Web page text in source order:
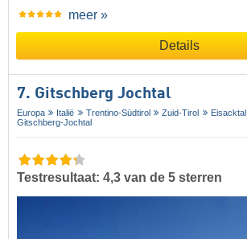
meer »
Details
7. Gitschberg Jochtal
Europa Italië Trentino-Südtirol Zuid-Tirol
Eisacktal
Gitschberg-Jochtal
Testresultaat: 4,3 van de 5 sterren